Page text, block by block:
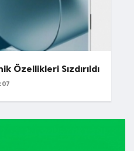
Özellikleri Sızdırıldı